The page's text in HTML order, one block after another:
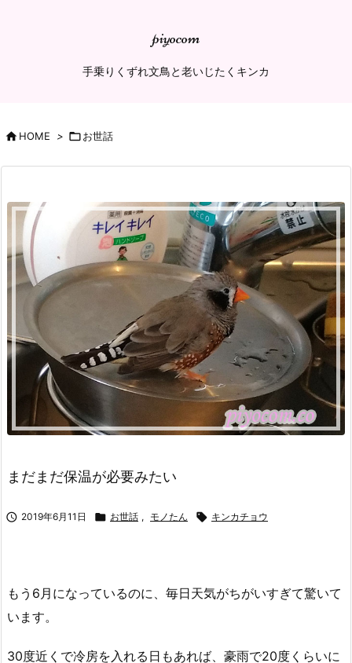
piyocom
手乗りくずれ文鳥と老いじたくキンカ
HOME > お世話
まだまだ保温が必要みたい
 2019年6月11日  お世話 , モノたん  キンカチョウ
もう6月になっているのに、毎日天気がちがいすぎて驚いて
います。
30度近くで冷房を入れる日もあれば、豪雨で20度くらいに